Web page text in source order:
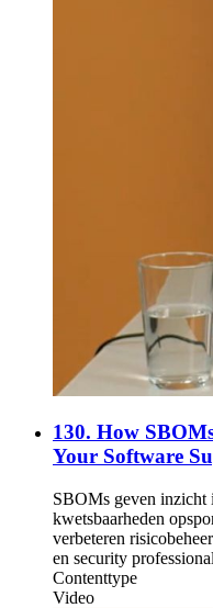
130. How
Your Software
SBOMs geven inzicht
kwetsbaarheden
verbeteren
en security
Contenttype
Video